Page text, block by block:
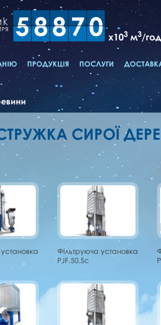
58870 x103 м3/год
ПРОДУКЦІЯ ПОСЛУГИ
СИРОЇ
Фільтруюча установка
PJF.50.Sc